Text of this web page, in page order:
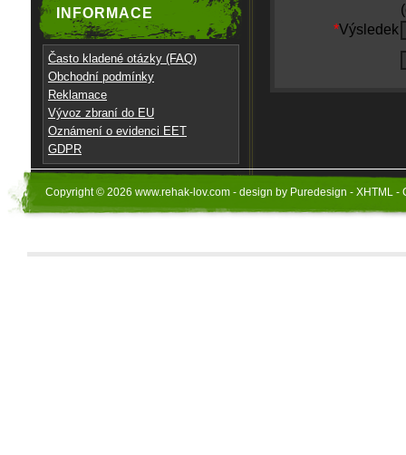
INFORMACE
Často kladené otázky (FAQ)
Obchodní podmínky
Reklamace
Vývoz zbraní do EU
Oznámení o evidenci EET
GDPR
*Výsledek
Copyright © 2026 www.rehak-lov.com - design by Puredesign - XHTML -